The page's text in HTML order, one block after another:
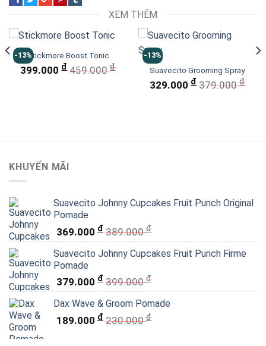
XEM THÊM
-13%Stickmore Boost Tonic
399.000đ 459.000đ
-13%
Suavecito Grooming Spray
329.000đ 379.000đ
KHUYẾN MÃI
Suavecito Johnny Cupcakes Fruit Punch Original
Pomade
369.000 đ 389.000đ
Suavecito Johnny Cupcakes Fruit Punch Firme
Pomade
379.000 đ 399.000đ
Dax Wave & Groom Pomade
189.000 đ 230.000đ